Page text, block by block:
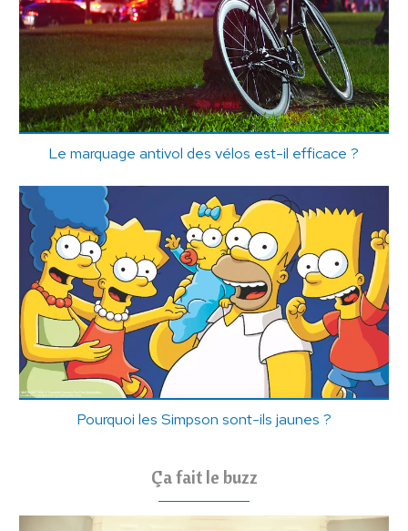
Le marquage antivol des vélos est-il efficace ?
Pourquoi les Simpson sont-ils jaunes ?
Ça fait le buzz